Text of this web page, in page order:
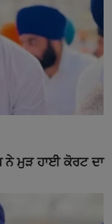
ਨੇ ਮੁੜ ਹਾਈ ਕੋਰਟ ਦਾ